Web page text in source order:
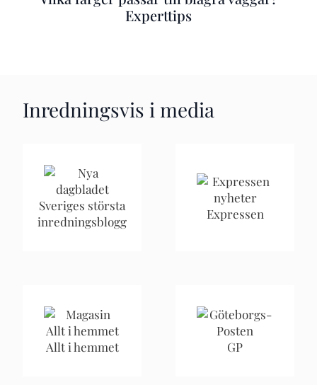
Experttips
Inredningsvis i media
Sveriges största
inredningsblogg
Expressen
Allt i hemmet GP